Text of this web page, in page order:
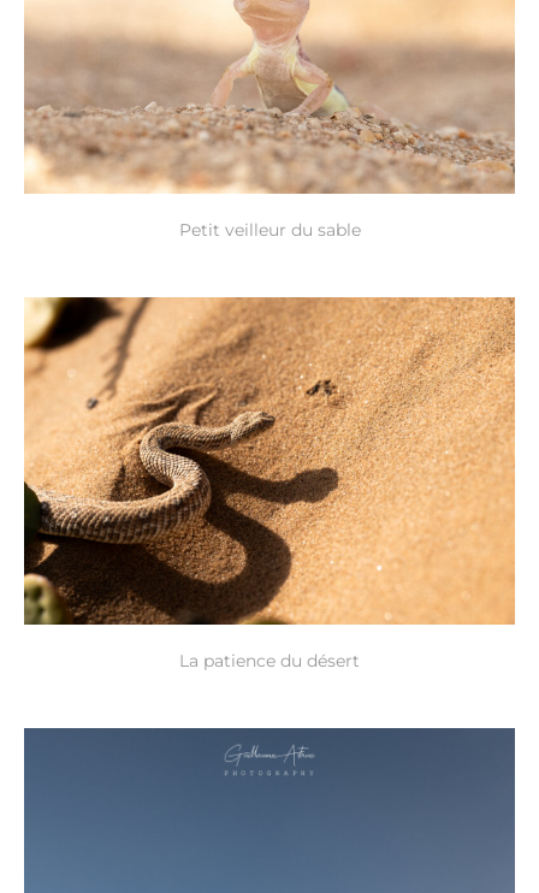
Petit veilleur du sable
La patience du désert